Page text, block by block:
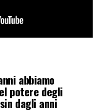
abbiamo
potere degli
dagli anni